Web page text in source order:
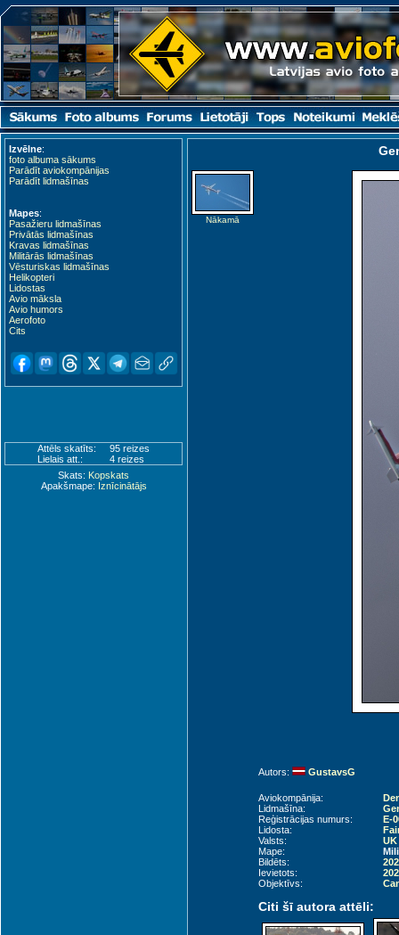
Izvēlne:
foto albuma sākums
Parādīt aviokompānijas
Parādīt lidmašīnas
Mapes:
Pasažieru lidmašīnas
Privātās lidmašīnas
Kravas lidmašīnas
Militārās lidmašīnas
Vēsturiskas lidmašīnas
Helikopteri
Lidostas
Avio māksla
Avio humors
Aerofoto
Cits
Attēls skatīts:
95 reizes
Lielais att.:
4 reizes
Skats: Kopskats
Apakšmape: Iznīcinātājs
Nākamā
Autors: GustavsG
Aviokompānija:
Lidmašīna:
Reģistrācijas numurs:
E-
Lidosta:
Valsts:
Mape:
Bildēts:
Ievietots:
Objektīvs:
Citi šī autora attēli: